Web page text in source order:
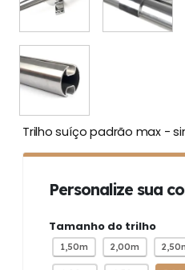
Trilho suíço padrão max -
Personalize sua
Tamanho do trilho
1,50m 2,00m